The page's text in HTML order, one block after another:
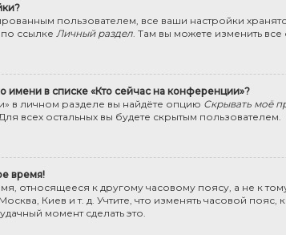
пользователем, все ваши настройки
ссылке Личный раздел . Там вы можете изменить
имени в списке «Кто сейчас на конференции»?
в личном разделе вы найдёте опцию Скрывать моё
всех остальных вы будете скрытым пользователем.
время!
относящееся к другому часовому поясу, а не к
Киев и т. д. Учтите, что изменять часовой
момент сделать это.